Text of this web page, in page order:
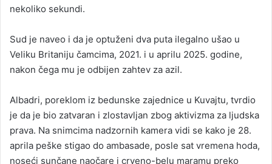
nekoliko sekundi.
Sud je naveo i da je optuženi dva puta ilegalno ušao u
Veliku Britaniju čamcima, 2021. i u aprilu 2025. godine,
nakon čega mu je odbijen zahtev za azil.
Albadri, poreklom iz bedunske zajednice u Kuvajtu, tvrdio
je da je bio zatvaran i zlostavljan zbog aktivizma za ljudska
prava. Na snimcima nadzornih kamera vidi se kako je 28.
aprila peške stigao do ambasade, posle sat vremena hoda,
noseći sunčane naočare i crveno-belu maramu preko